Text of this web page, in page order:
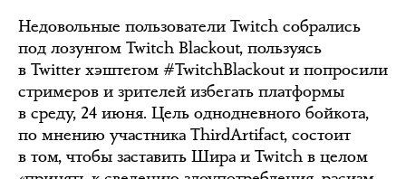
Недовольные пользователи Twitch собрались
под лозунгом Twitch Blackout, пользуясь
в Twitter хэштегом #TwitchBlackout и попросили
стримеров и зрителей избегать платформы
в среду, 24 июня. Цель однодневного бойкота,
по мнению участника ThirdArtifact, состоит
в том, чтобы заставить Шира и Twitch в целом